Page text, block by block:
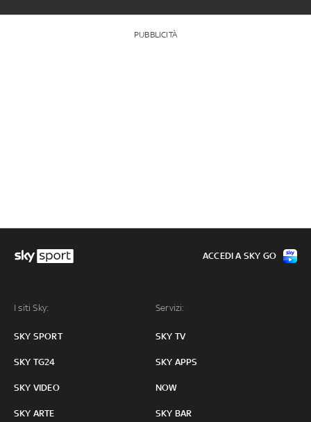
PUBBLICITÀ
I siti Sky:
SKY SPORT
SKY TG24
SKY VIDEO
SKY ARTE
Servizi:
SKY TV
SKY APPS
NOW
SKY BAR
ACCEDI A SKY GO